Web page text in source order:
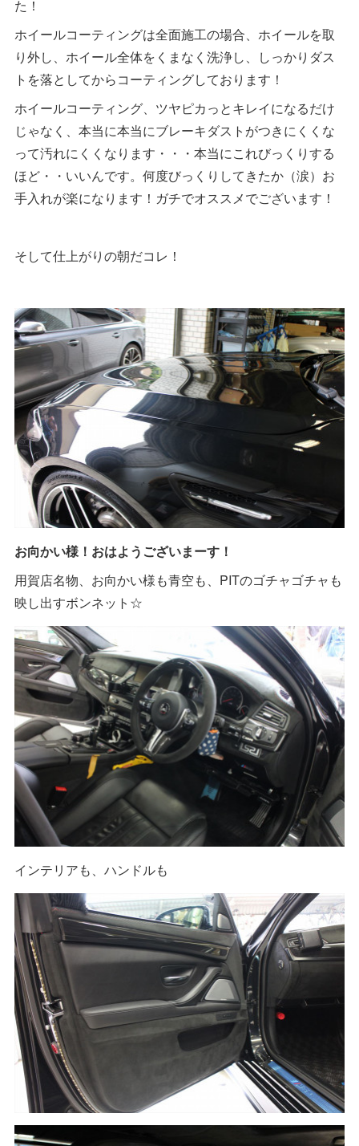
た！
ホイールコーティングは全面施工の場合、ホイールを取
り外し、ホイール全体をくまなく洗浄し、しっかりダス
トを落としてからコーティングしております！
ホイールコーティング、ツヤピカっとキレイになるだけ
じゃなく、本当に本当にブレーキダストがつきにくくな
って汚れにくくなります・・・本当にこれびっくりする
ほど・・いいんです。何度びっくりしてきたか（涙）お
手入れが楽になります！ガチでオススメでございます！
そして仕上がりの朝だコレ！
お向かい様！おはようございまーす！
用賀店名物、お向かい様も青空も、PITのゴチャゴチャも
映し出すボンネット☆
インテリアも、ハンドルも